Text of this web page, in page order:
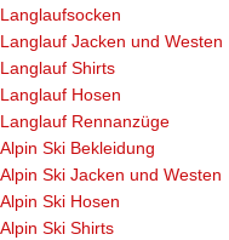
Langlaufsocken
Langlauf Jacken und Westen
Langlauf Shirts
Langlauf Hosen
Langlauf Rennanzüge
Alpin Ski Bekleidung
Alpin Ski Jacken und Westen
Alpin Ski Hosen
Alpin Ski Shirts